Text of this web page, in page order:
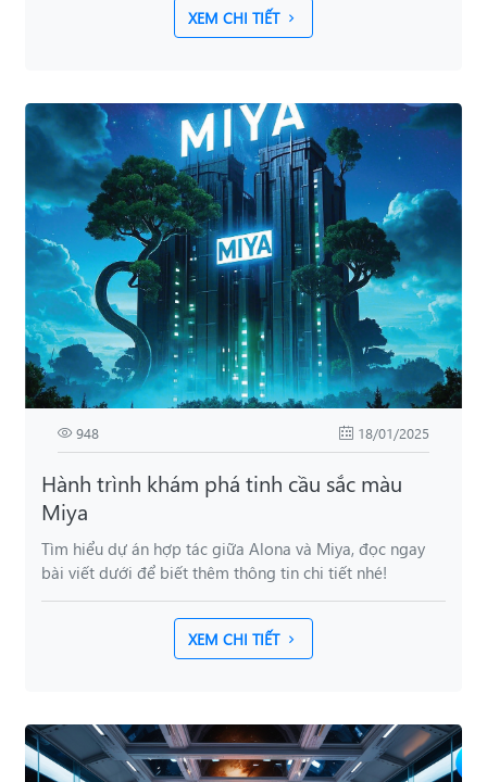
XEM CHI TIẾT
948 18/01/2025
Hành trình khám phá tinh cầu sắc màu
Miya
Tìm hiểu dự án hợp tác giữa Alona và Miya, đọc ngay
bài viết dưới để biết thêm thông tin chi tiết nhé!
XEM CHI TIẾT